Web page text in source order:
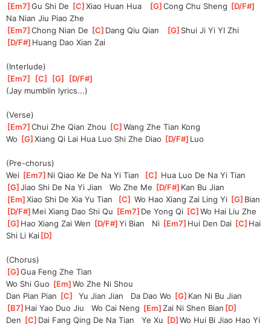
[Em7 ]
Gu Shi De [C ]
Xiao Huan Hua [G ]
Cong Chu Sheng [D/F#
Na Nian Jiu Piao Zhe
[Em7 ]
Chong Nian De [C ]Dang Qiu Qian [G ]Shui Ji Yi YI Zhi
D/F# ]Huang Dao Xian Zai
(Interlude)
[Em7 [C [G [D/F#
(Jay mumblin lyrics...)
(Verse)
[Em7 ]
Chui Zhe Qian Zhou [C ]
Wang Zhe Tian Kong
Wo [G ]
Xiang Qi Lai Hua Luo Shi Zhe Diao [D/F# ]Luo
(Pre-chorus)
Wei [Em7 ]Ni Qiao Ke De Na Yi Tian [C
Hua Luo De Na Yi Tian
[G ]
Jiao Shi De Na Yi Jian   Wo Zhe Me [D/F# ]Kan Bu Jian
[Em ]
Xiao Shi De Xia Yu Tian [C ] Wo Hao Xiang Zai Ling Yi [G ]Bian
[D/F# ]Mei Xiang Dao Shi Qu [Em7 ]De Yong Qi [C ]
Wo Hai Liu Zhe
[G ]Hao Xiang Zai Wen [D/F# ]
Yi Bian   Ni [Em7 ]Hui Den Dai [C ]Hai
Shi Li Kai[D
(Chorus)
[G ]
Gua Feng Zhe Tian
Wo Shi Guo [Em ]
Wo Zhe Ni Shou
Dan Pian Pian [C
  Yu Jian Jian   Da Dao Wo
[G ]Kan Ni Bu Jian
[B7 ]Hai Yao Duo Jiu   Wo Cai Neng [Em ]
Zai Ni Shen Bian [D
Den [C ]Dai Fang Qing De Na Tian   Ye Xu [D ]
Wo Hui Bi Jiao Hao Yi